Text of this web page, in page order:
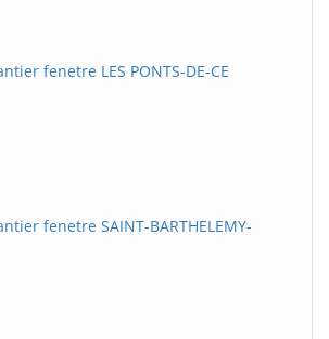
fenetre LES PONTS-DE-CE
fenetre SAINT-BARTHELEMY-